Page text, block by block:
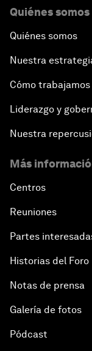
Quiénes somos
Quiénes somos
Nuestra
Cómo trabajamos
Liderazgo y
Nuestra
Más
Centros
Reuniones
Partes
Historias del Foro
Notas de prensa
Galería de fotos
Pódcast